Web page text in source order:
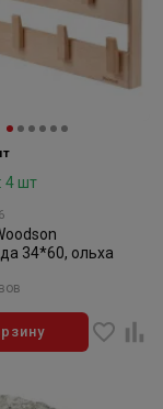
4 шт
34*60, ольха